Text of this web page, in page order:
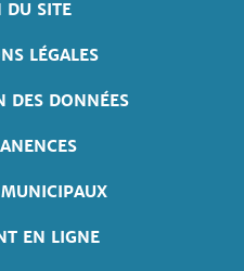
DU SITE
LÉGALES
DES DONNÉES
MUNICIPAUX
EN LIGNE